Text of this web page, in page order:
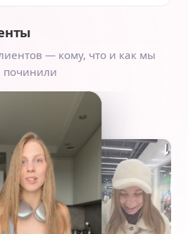
— кому, что и как мы
починили